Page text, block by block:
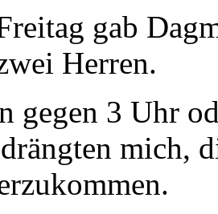
gab
Herren.
gegen 3 Uhr
mich,